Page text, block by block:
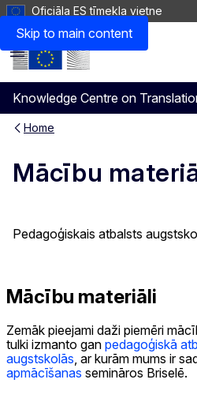
Skip to main content
Oficiāla ES tīmekļa vietne
Knowledge Centre on
Menu
Home
Mācību
Pedagoģiskais atbalsts
Mācību materiāli
Mācību materiāli
Zemāk pieejami daži piemēri
tulki izmanto gan pedagoģiskā
augstskolās , ar kurām mums ir
apmācīšanas semināros Briselē.